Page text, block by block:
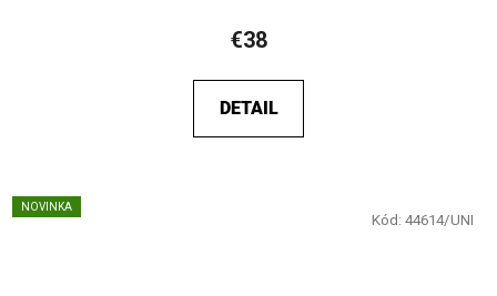
€38
DETAIL
NOVINKA
Kód: 44614/UNI